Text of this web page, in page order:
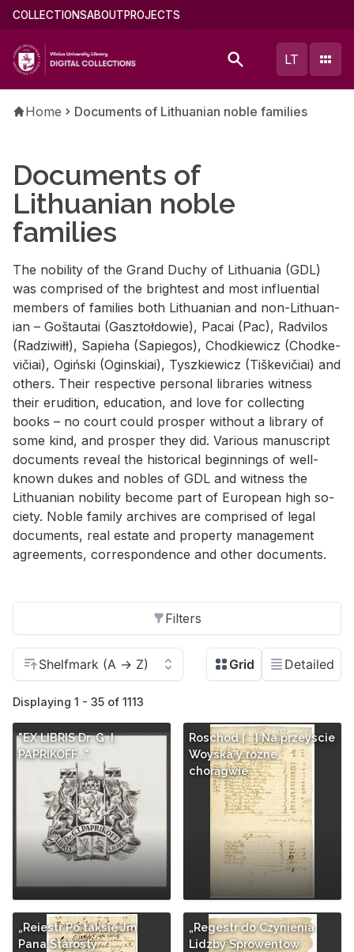
Skip
main
content
Main
(english)
COLLECTIONSABOUTPROJECTS
LT
Breadcrumb
Home Documents of Lithuanian noble families
Documents of
Lithuanian noble
families
The no­bil­ity of the Grand Duchy of Lithua­nia (GDL)
was com­prised of the bright­est and most in­flu­en­tial
mem­bers of fam­i­lies both Lithuan­ian and non-Lithuan­
ian – Goš­tau­tai (Gasz­toł­dowie), Pacai (Pac), Radvi­los
(Radzi­wiłł), Sapieha (Sapie­gos), Chod­kiewicz (Chod­ke­
vičiai), Ogiński (Ogin­skiai), Tyszkiewicz (Tiške­vičiai) and
oth­ers. Their re­spec­tive per­sonal li­braries wit­ness
their eru­di­tion, ed­u­ca­tion, and love for col­lect­ing
books – no court could pros­per with­out a li­brary of
some kind, and pros­per they did. Var­i­ous man­u­script
doc­u­ments re­veal the his­tor­i­cal be­gin­nings of well-
known dukes and no­bles of GDL and wit­ness the
Lithuan­ian no­bil­ity be­come part of Eu­ro­pean high so­
ci­ety. No­ble fam­ily archives are com­prised of le­gal
doc­u­ments, real es­tate and prop­erty man­age­ment
agree­ments, cor­re­spon­dence and other doc­u­ments.
Filters
Displaying 1 - 35 of 1113
"EX LIBRIS Dr. G. I.
PAPRIKOFF...".
Roschod [...] Na przeyscie
Woyska y rozne
chorągwie
„Reiestr Po taksie Jm
Pana Starosty
„Regestr do Czynienia
Lidzby Sprowentow